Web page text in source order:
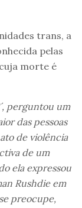
trans, a
pelas
morte é
´, perguntou um
das pessoas
de violência
de um
ela expressou
Rushdie em
preocupe,